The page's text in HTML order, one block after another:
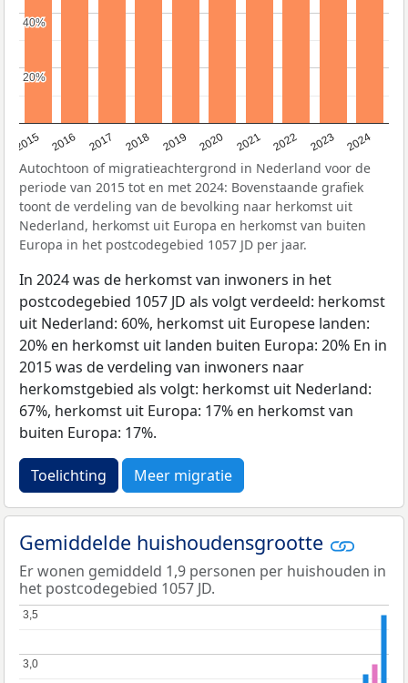
2015 2016 2017 2018 2019 2020 2021 2022 2023 2024
20%
20%
40%
40%
Autochtoon of migratieachtergrond in Nederland voor de
periode van 2015 tot en met 2024: Bovenstaande grafiek
toont de verdeling van de bevolking naar herkomst uit
Nederland, herkomst uit Europa en herkomst van buiten
Europa in het postcodegebied 1057 JD per jaar.
In 2024 was de herkomst van inwoners in het
postcodegebied 1057 JD als volgt verdeeld: herkomst
uit Nederland: 60%, herkomst uit Europese landen:
20% en herkomst uit landen buiten Europa: 20% En in
2015 was de verdeling van inwoners naar
herkomstgebied als volgt: herkomst uit Nederland:
67%, herkomst uit Europa: 17% en herkomst van
buiten Europa: 17%.
Toelichting Meer migratie
Gemiddelde huishoudensgrootte
Er wonen gemiddeld 1,9 personen per huishouden in
het postcodegebied 1057 JD.
3,0
3,0
3,5
3,5